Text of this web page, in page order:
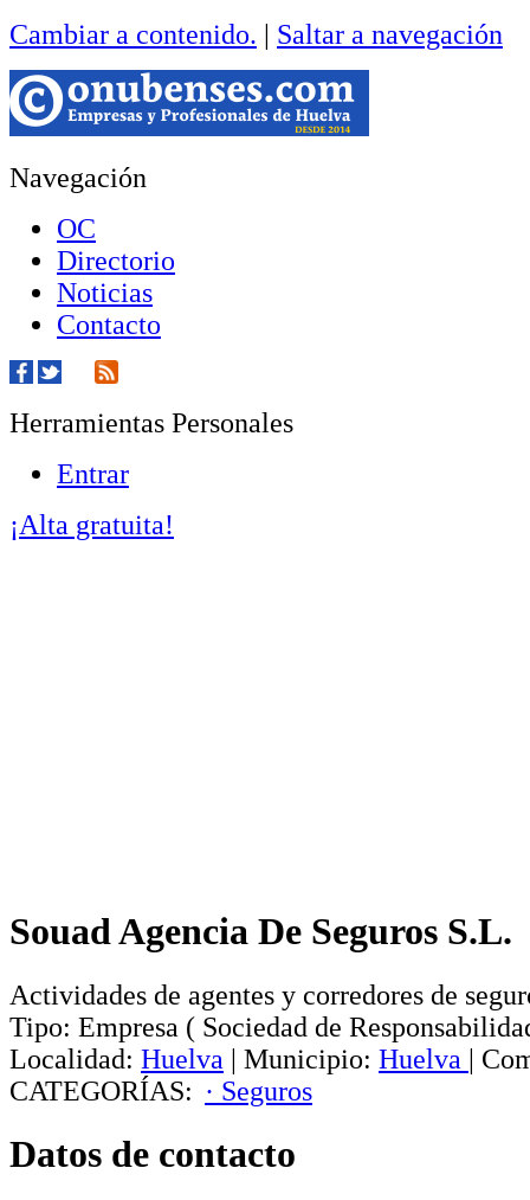
Cambiar a contenido. | Saltar a navegación
Navegación
OC
Directorio
Noticias
Contacto
Herramientas Personales
Entrar
¡Alta gratuita!
Souad Agencia De Seguros S.L.
Actividades de agentes y corredores de
Tipo: Empresa ( Sociedad de
Localidad: Huelva | Municipio: Huelva |
CATEGORÍAS: · Seguros
Datos de contacto